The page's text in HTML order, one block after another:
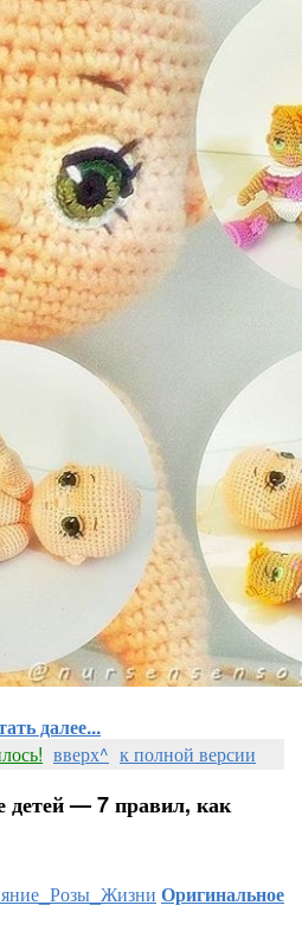
далее...
вверх^ к полной версии
детей — 7 правил, как
Оригинальное